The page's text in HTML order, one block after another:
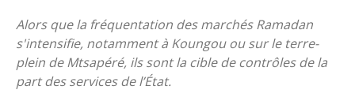
Alors que la fréquentation des marchés Ramadan
s'intensifie, notamment à Koungou ou sur le terre-
plein de Mtsapéré, ils sont la cible de contrôles de la
part des services de l’État.